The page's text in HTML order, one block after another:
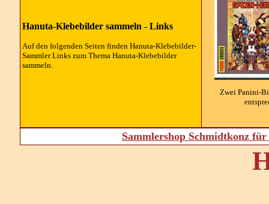
Hanuta-Klebebilder sammeln - Links
Auf den folgenden Seiten finden Hanuta-Klebebilder-
Sammler Links zum Thema Hanuta-Klebebilder
sammeln.
Zwei Panini-
Sammlershop Schmidtkonz